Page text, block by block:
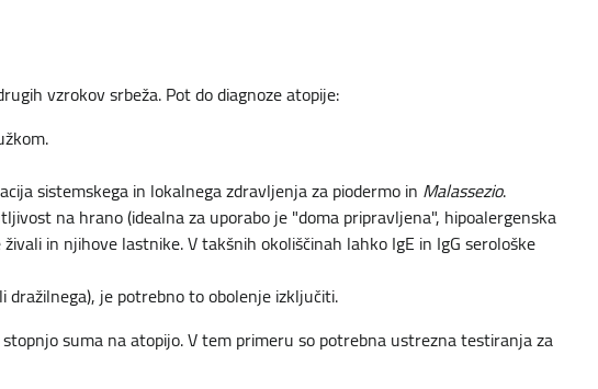
vzrokov srbeža. Pot do diagnoze atopije:
sistemskega in lokalnega zdravljenja za piodermo in Malassezio.
na hrano (idealna za uporabo je "doma pripravljena", hipoalergenska
in njihove lastnike. V takšnih okoliščinah lahko IgE in IgG serološke
je potrebno to obolenje izključiti.
suma na atopijo. V tem primeru so potrebna ustrezna testiranja za